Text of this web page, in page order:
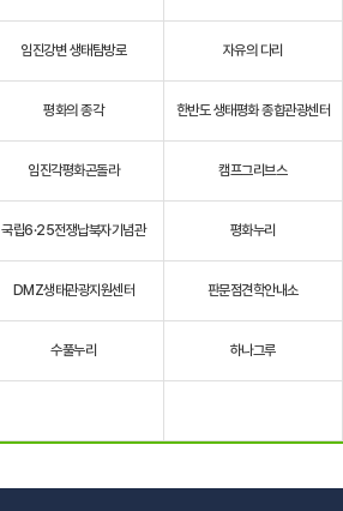
임진강변 생태탐방로 자유의 다리
평화의 종각 한반도 생태평화 종합관광센터
임진각평화곤돌라 캠프그리브스
국립6·25전쟁납북자기념관 평화누리
DMZ생태관광지원센터 판문점견학안내소
수풀누리 하나그루